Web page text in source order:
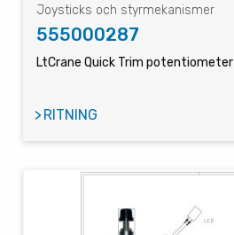
Joysticks och styrmekanismer
555000287
LtCrane Quick Trim potentiometer
RITNING